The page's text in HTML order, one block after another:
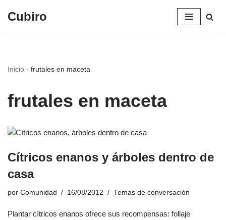
Cubiro
Inicio - frutales en maceta
frutales en maceta
Cítricos enanos y árboles dentro de
casa
por Comunidad 16/08/2012 Temas de conversación
Plantar cítricos enanos ofrece sus recompensas: follaje